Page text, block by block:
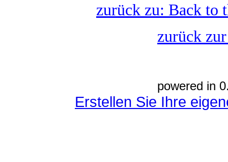
zurück zu: Back to
zurück
powered in
Erstellen Sie Ihre